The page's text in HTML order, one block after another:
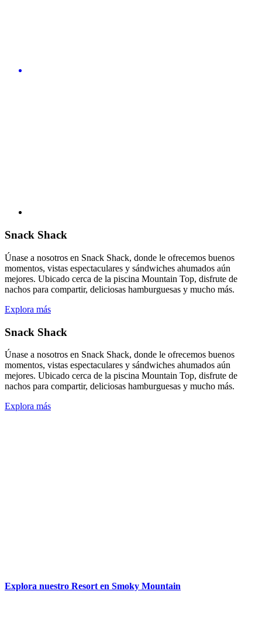
Snack Shack
Únase a nosotros en Snack Shack, donde le ofrecemos buenos
momentos, vistas espectaculares y sándwiches ahumados aún
mejores. Ubicado cerca de la piscina Mountain Top, disfrute de
nachos para compartir, deliciosas hamburguesas y mucho más.
Explora más
Snack Shack
Únase a nosotros en Snack Shack, donde le ofrecemos buenos
momentos, vistas espectaculares y sándwiches ahumados aún
mejores. Ubicado cerca de la piscina Mountain Top, disfrute de
nachos para compartir, deliciosas hamburguesas y mucho más.
Explora más
Explora nuestro Resort en Smoky Mountain